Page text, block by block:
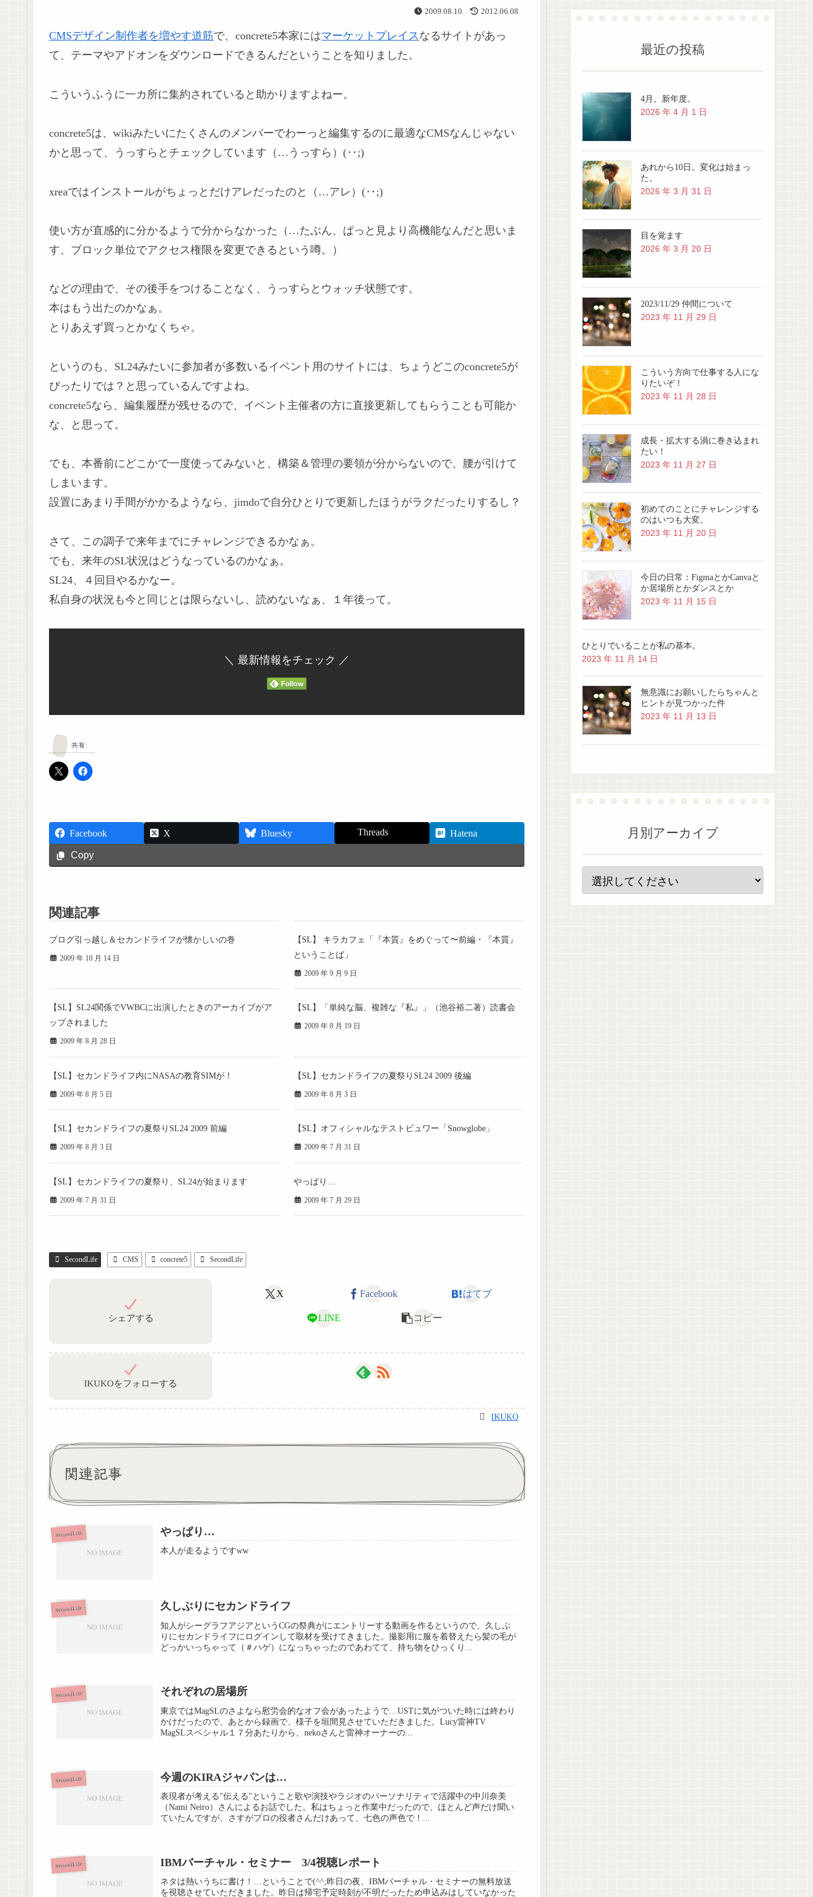
2009.08.10 2012.06.08
CMSデザイン制作者を増やす道筋で、concrete5本家にはマーケットプレイスなるサイトがあっ
て、テーマやアドオンをダウンロードできるんだということを知りました。
こういうふうに一カ所に集約されていると助かりますよねー。
concrete5は、wikiみたいにたくさんのメンバーでわーっと編集するのに最適なCMSなんじゃない
かと思って、うっすらとチェックしています（…うっすら）(‥;)
xreaではインストールがちょっとだけアレだったのと（…アレ）(‥;)
使い方が直感的に分かるようで分からなかった（…たぶん、ぱっと見より高機能なんだと思いま
す、ブロック単位でアクセス権限を変更できるという噂。）
などの理由で、その後手をつけることなく、うっすらとウォッチ状態です。
本はもう出たのかなぁ。
とりあえず買っとかなくちゃ。
というのも、SL24みたいに参加者が多数いるイベント用のサイトには、ちょうどこのconcrete5が
ぴったりでは？と思っているんですよね。
concrete5なら、編集履歴が残せるので、イベント主催者の方に直接更新してもらうことも可能か
な、と思って。
でも、本番前にどこかで一度使ってみないと、構築＆管理の要領が分からないので、腰が引けて
しまいます。
設置にあまり手間がかかるようなら、jimdoで自分ひとりで更新したほうがラクだったりするし？
さて、この調子で来年までにチャレンジできるかなぁ。
でも、来年のSL状況はどうなっているのかなぁ。
SL24、４回目やるかなー。
私自身の状況も今と同じとは限らないし、読めないなぁ、１年後って。
＼ 最新情報をチェック ／
共有:
Facebook X Bluesky Threads
Hatena
Copy
関連記事
ブログ引っ越し＆セカンドライフが懐かしいの巻
2009 年 10 月 14 日
【SL】 キラカフェ「『本質』をめぐって〜前編・『本質』
ということば」
2009 年 9 月 9 日
【SL】SL24関係でVWBCに出演したときのアーカイブがア
ップされました
2009 年 8 月 28 日
【SL】「単純な脳、複雑な『私』」（池谷裕二著）読書会
2009 年 8 月 19 日
【SL】セカンドライフ内にNASAの教育SIMが！
2009 年 8 月 5 日
【SL】セカンドライフの夏祭りSL24 2009 後編
2009 年 8 月 3 日
【SL】セカンドライフの夏祭りSL24 2009 前編
2009 年 8 月 3 日
【SL】オフィシャルなテストビュワー「Snowglobe」
2009 年 7 月 31 日
【SL】セカンドライフの夏祭り、SL24が始まります
2009 年 7 月 31 日
やっぱり…
2009 年 7 月 29 日
SecondLife CMS concrete5 SecondLife
シェアする
X Facebook はてブ
LINE コピー
IKUKOをフォローする
IKUKO
関連記事
SecondLife やっぱり…
本人が走るようですww
SecondLife 久しぶりにセカンドライフ
知人がシーグラフアジアというCGの祭典がにエントリーする動画を作るというので、久しぶ
りにセカンドライフにログインして取材を受けてきました。撮影用に服を着替えたら髪の毛が
どっかいっちゃって（＃ハゲ）になっちゃったのであわてて、持ち物をひっくり...
SecondLife それぞれの居場所
東京ではMagSLのさよなら慰労会的なオフ会があったようで…USTに気がついた時には終わり
かけだったので、あとから録画で、様子を垣間見させていただきました。Lucy雷神TV
MagSLスペシャル１７分あたりから、nekoさんと雷神オーナーの...
SecondLife 今週のKIRAジャパンは…
表現者が考える"伝える"ということ歌や演技やラジオのパーソナリティで活躍中の中川奈美
（Nami Neiro）さんによるお話でした。私はちょっと作業中だったので、ほとんど声だけ聞い
ていたんですが、さすがプロの役者さんだけあって、七色の声色で！...
SecondLife IBMバーチャル・セミナー 3/4視聴レポート
ネタは熱いうちに書け！…ということで(^^;昨日の夜、IBMバーチャル・セミナーの無料放送
を視聴させていただきました。昨日は帰宅予定時刻が不明だったため申込みはしていなかった
最近の投稿
4月。新年度。
2026 年 4 月 1 日
あれから10日。変化は始まっ
た。
2026 年 3 月 31 日
目を覚ます
2026 年 3 月 20 日
2023/11/29 仲間について
2023 年 11 月 29 日
こういう方向で仕事する人にな
りたいぞ！
2023 年 11 月 28 日
成長・拡大する渦に巻き込まれ
たい！
2023 年 11 月 27 日
初めてのことにチャレンジする
のはいつも大変。
2023 年 11 月 20 日
今日の日常：FigmaとかCanvaと
か居場所とかダンスとか
2023 年 11 月 15 日
ひとりでいることが私の基本。
2023 年 11 月 14 日
無意識にお願いしたらちゃんと
ヒントが見つかった件
2023 年 11 月 13 日
月別アーカイブ